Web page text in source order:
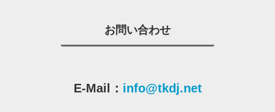
お問い合わせ
E-Mail： info@tkdj.net